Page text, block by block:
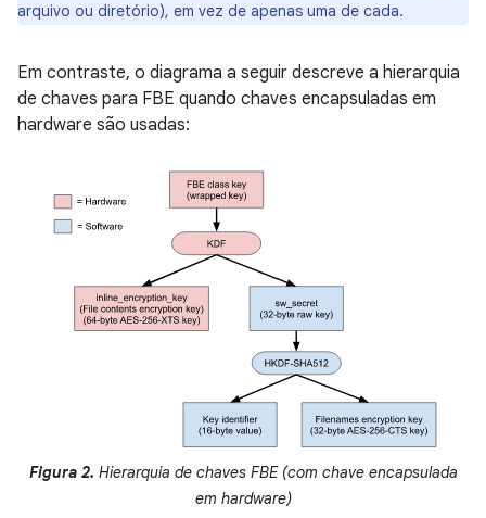
arquivo ou diretório), em vez de apenas uma de cada.
Em contraste, o diagrama a seguir descreve a hierarquia
de chaves para FBE quando chaves encapsuladas em
hardware são usadas:
Figura 2. Hierarquia de chaves FBE (com chave encapsulada
em hardware)